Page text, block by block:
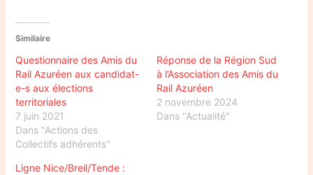
Similaire
Questionnaire des Amis du
Rail Azuréen aux candidat-
e-s aux élections
territoriales
7 juin 2021
Dans "Actions des
Collectifs adhérents"
Réponse de la Région Sud
à l’Association des Amis du
Rail Azuréen
2 novembre 2024
Dans "Actualité"
Ligne Nice/Breil/Tende :